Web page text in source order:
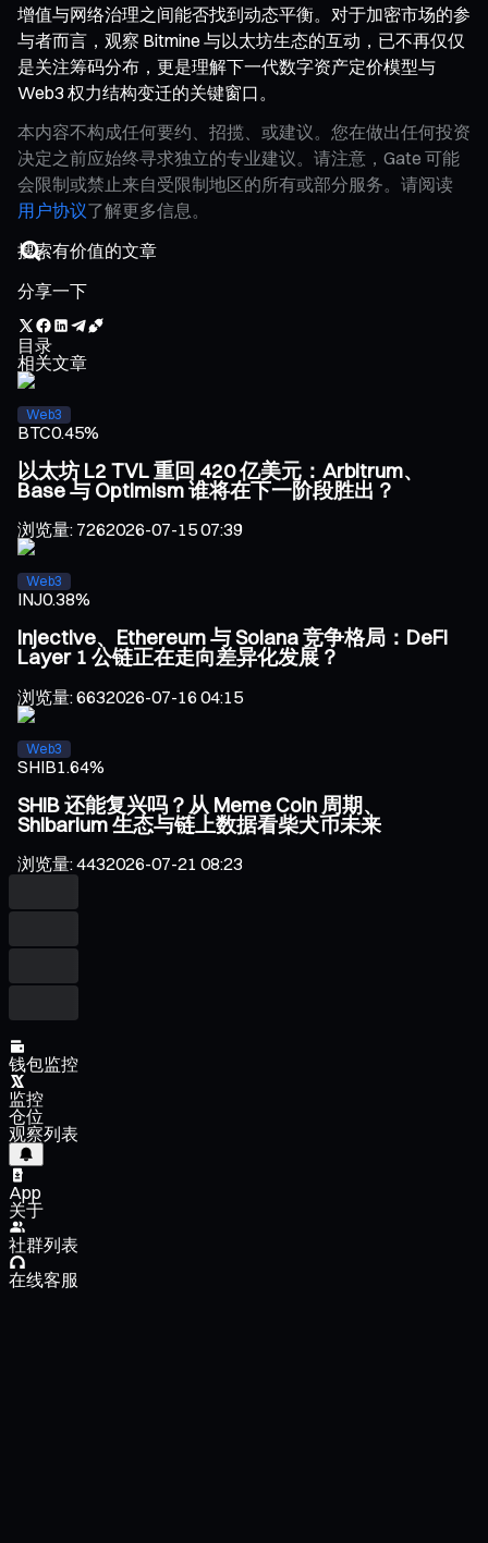
增值与网络治理之间能否找到动态平衡。对于加密市场的参
与者而言，观察 Bitmine 与以太坊生态的互动，已不再仅仅
是关注筹码分布，更是理解下一代数字资产定价模型与
Web3 权力结构变迁的关键窗口。
本内容不构成任何要约、招揽、或建议。您在做出任何投资
决定之前应始终寻求独立的专业建议。请注意，Gate 可能
会限制或禁止来自受限制地区的所有或部分服务。请阅读
用户协议了解更多信息。
分享一下
目录
相关文章
Web3
BTC0.45%
以太坊 L2 TVL 重回 420 亿美元：Arbitrum、
Base 与 Optimism 谁将在下一阶段胜出？
浏览量: 7262026-07-15 07:39
Web3
INJ0.38%
Injective、Ethereum 与 Solana 竞争格局：DeFi
Layer 1 公链正在走向差异化发展？
浏览量:6632026-07-16 04:15
Web3
SHIB1.64%
SHIB 还能复兴吗？从 Meme Coin 周期、
Shibarium 生态与链上数据看柴犬币未来
浏览量:4432026-07-21 08:23
钱包监控
监控
仓位
观察列表
App
关于
社群列表
在线客服